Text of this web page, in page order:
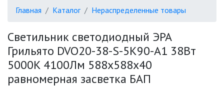
ОФИСНЫЕ ПОДВЕСНЫЕ
ПРОЖЕКТОРЫ
ФОНАРИ
Главная Каталог Нераспределенные товары
Светильник светодиодный ЭРА
Грильято DVO20-38-S-5K90-A1 38Вт
5000K 4100Лм 588х588х40
равномерная засветка БАП